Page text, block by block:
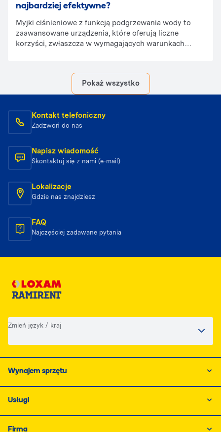
najbardziej efektywne?
Myjki ciśnieniowe z funkcją podgrzewania wody to
zaawansowane urządzenia, które oferują liczne
korzyści, zwłaszcza w wymagających warunkach
jakich sytuacjach sprawdzają się najlepiej? Sprawdź
nasz artykuł, aby odkryć, jak ciepła woda może
zwiększyć skuteczność czyszczenia nawet w
Pokaż wszystko
Kontakt telefoniczny
Zadzwoń do nas
Napisz wiadomość
Skontaktuj się z nami (e-mail)
Lokalizacje
Gdzie nas znajdziesz
FAQ
Najczęściej zadawane pytania
Zmień język / kraj
Wynajem sprzętu
Usługi
Firma